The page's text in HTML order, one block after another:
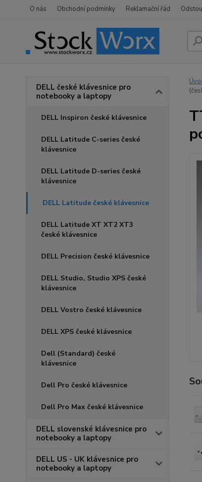
O nás Obchodní podmínky Reklamační řád
DELL české klávesnice pro
notebooky a laptopy
DELL Inspiron české klávesnice
DELL Latitude C-series české
klávesnice
DELL Latitude D-series české
klávesnice
DELL Latitude české klávesnice
DELL Latitude XT XT2 XT3
české klávesnice
DELL Precision české klávesnice
DELL Studio, Studio XPS české
klávesnice
DELL Vostro české klávesnice
DELL XPS české klávesnice
Dell (Standard) české
klávesnice
Dell Pro české klávesnice
Dell Pro Max české klávesnice
DELL slovenské klávesnice pro
notebooky a laptopy
DELL US - UK klávesnice pro
notebooky a laptopy